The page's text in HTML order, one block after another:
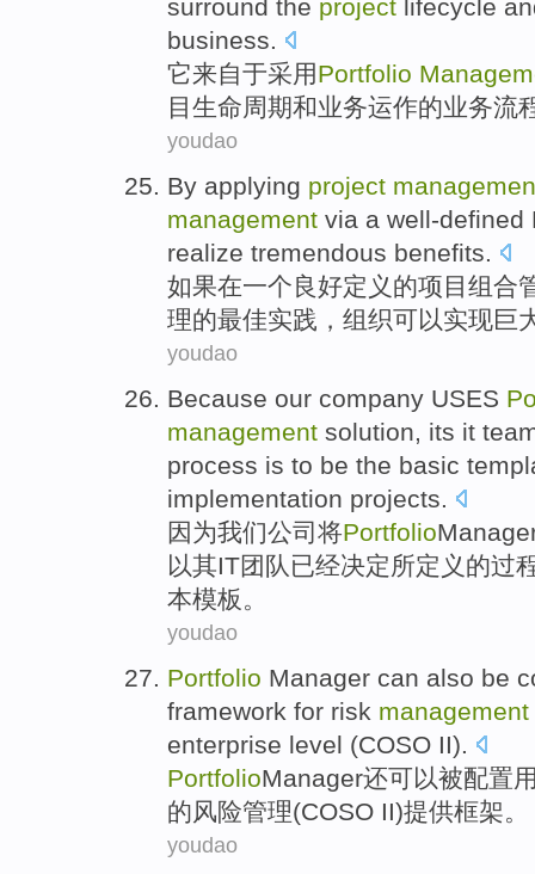
surround the project lifecycle
business.
它来自于采用Portfolio
目生命周期和业务运作的业务流
youdao
By applying project
management via a well-defined
realize tremendous benefits.
如果在一个良好定义 的项目组合
理的最佳实践 ， 组织可以实现巨
youdao
Because our company USES
management solution, its it
process is to be the basic
implementation projects.
因为我们公司 将Portfolio
以其IT团队 已经决定所定义的过
本模板。
youdao
Portfolio Manager can also be
framework for risk management
enterprise level (COSO II).
PortfolioManager还可以被配置
的风险管理(COSO II)提供框架。
youdao